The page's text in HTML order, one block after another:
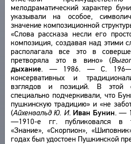
мелодраматический характер
указывали на особое,
значение композиционной
«Слова рассказа несли его
композиция, создавая над этими
располагала все это в
претворяла это в вино» (
дыхание. — 1986. — С.
консервативных и
взглядов и позиций. В этой
специально подчеркивали, что
пушкинскую традицию» и «не
(Айхенвальд Ю. И. Иван Бунин. —
—1910-е гг. публиковался в
«Знание», «Скорпион»,
годах был удостоен Пушкинской
ТЕЗАУРУС
ФУНКЦИОНАЛЬНОСТЬ
УКАЗАТЕЛИ
ПОИСК
СВЯЗИ
СОЗДАТЕЛИ ПРОЕКТА